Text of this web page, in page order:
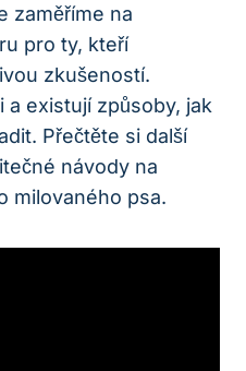
zaměříme na
pro ty, kteří
zkušeností.
existují způsoby, jak
Přečtěte si další
návody na
milovaného psa.